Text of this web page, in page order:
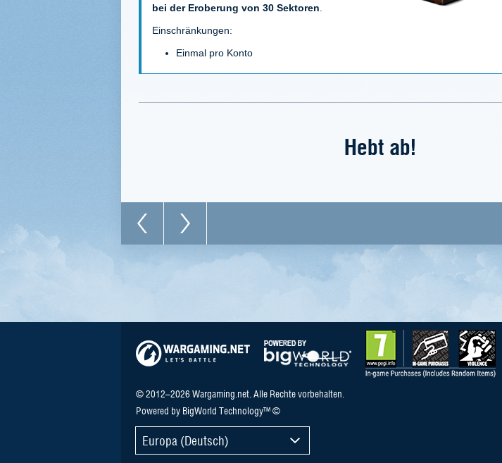
bei der Eroberung von 30 Sektoren
Einschränkungen:
Einmal pro Konto
Hebt ab!
© 2012–2026 Wargaming.net. Alle Rechte vorbehalten.
Powered by BigWorld Technology™ ©
Europa (Deutsch)